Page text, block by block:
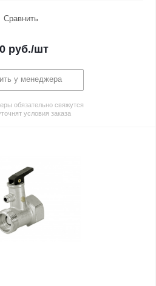
Сравнить
руб./шт
у менеджера
обязательно свяжутся
условия заказа